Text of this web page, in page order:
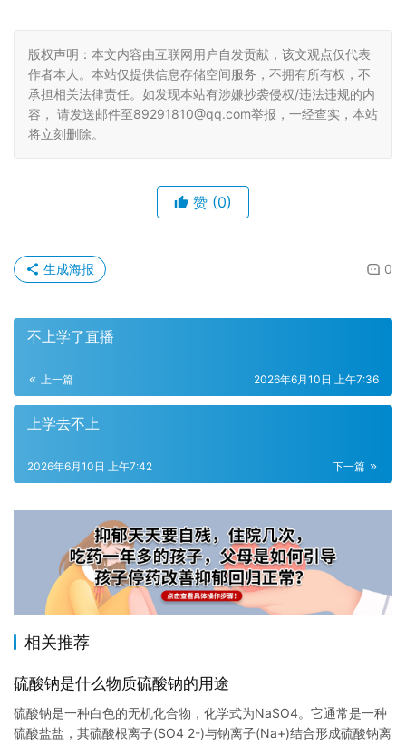
版权声明：本文内容由互联网用户自发贡献，该文观点仅代表
作者本人。本站仅提供信息存储空间服务，不拥有所有权，不
承担相关法律责任。如发现本站有涉嫌抄袭侵权/违法违规的内
容， 请发送邮件至89291810@qq.com举报，一经查实，本站
将立刻删除。
赞 (0)
0
生成海报
不上学了直播
上一篇 2026年6月10日 上午7:36
上学去不上
下一篇
2026年6月10日 上午7:42
相关推荐
硫酸钠是什么物质硫酸钠的用途
硫酸钠是一种白色的无机化合物，化学式为NaSO4。它通常是一种
硫酸盐盐，其硫酸根离子(SO4 2-)与钠离子(Na+)结合形成硫酸钠离